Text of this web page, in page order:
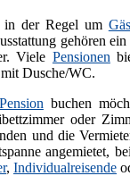
in der Regel um
gehören
Viele Pensionen
Dusche/WC.
buchen
oder
und die
angemietet,
, Individualreisende